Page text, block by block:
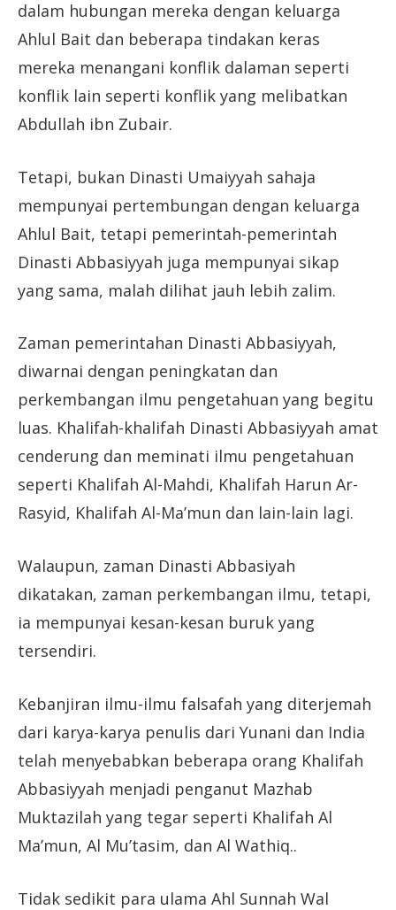
dalam hubungan mereka dengan keluarga
Ahlul Bait dan beberapa tindakan keras
mereka menangani konflik dalaman seperti
konflik lain seperti konflik yang melibatkan
Abdullah ibn Zubair.
Tetapi, bukan Dinasti Umaiyyah sahaja
mempunyai pertembungan dengan keluarga
Ahlul Bait, tetapi pemerintah-pemerintah
Dinasti Abbasiyyah juga mempunyai sikap
yang sama, malah dilihat jauh lebih zalim.
Zaman pemerintahan Dinasti Abbasiyyah,
diwarnai dengan peningkatan dan
perkembangan ilmu pengetahuan yang begitu
luas. Khalifah-khalifah Dinasti Abbasiyyah amat
cenderung dan meminati ilmu pengetahuan
seperti Khalifah Al-Mahdi, Khalifah Harun Ar-
Rasyid, Khalifah Al-Ma’mun dan lain-lain lagi.
Walaupun, zaman Dinasti Abbasiyah
dikatakan, zaman perkembangan ilmu, tetapi,
ia mempunyai kesan-kesan buruk yang
tersendiri.
Kebanjiran ilmu-ilmu falsafah yang diterjemah
dari karya-karya penulis dari Yunani dan India
telah menyebabkan beberapa orang Khalifah
Abbasiyyah menjadi penganut Mazhab
Muktazilah yang tegar seperti Khalifah Al
Ma’mun, Al Mu’tasim, dan Al Wathiq..
Tidak sedikit para ulama Ahl Sunnah Wal